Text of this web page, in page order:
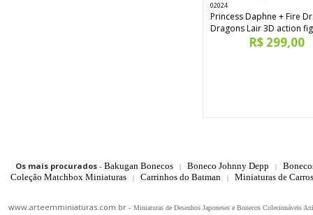
02024
Princess Daphne + Fire
Dragons Lair 3D action
R$ 299,00
Os mais procurados- Bakugan Bonecos | Boneco Johnny Depp |
Coleção Matchbox Miniaturas
| Carrinhos do Batman | Miniaturas de
www.arteemminiaturas.com.br - Miniaturas de Desenhos Japoneses e Bonecos Colecionáveis